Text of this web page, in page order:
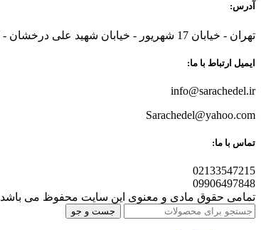
آدرس:
تهران - خیابان 17 شهریور - خیابان شهید علی درخشان - کوچه شهید علی باقری - پلاک 15 - طبقه اول
ایمیل ارتباط با ما:
info@sarachedel.ir
Sarachedel@yahoo.com
تماس با ما:
02133547215
09906497848
تمامی حقوق مادی و معنوی این سایت محفوظ می باشد
جست و جو